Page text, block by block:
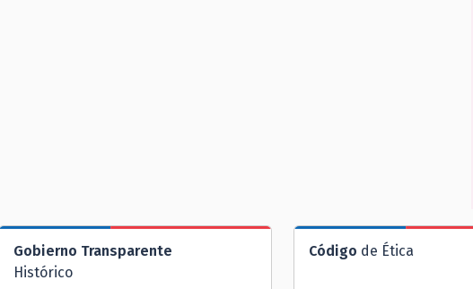
Gobierno Transparente
Histórico
Código de Ética